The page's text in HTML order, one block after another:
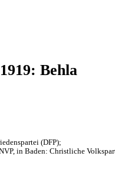
Behla
(DFP);
in Baden: Christliche